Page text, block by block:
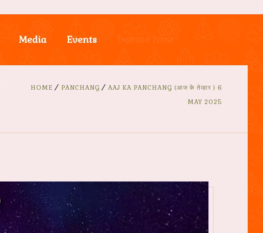
Media Events Donate Now
HOME PANCHANG
AAJ KA PANCHANG (आज के तेव्हार ) 6
MAY 2025